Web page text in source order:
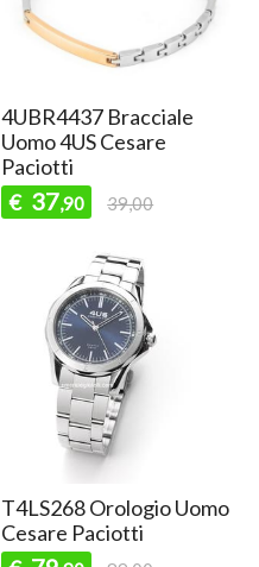
4UBR4437 Bracciale
Uomo 4US Cesare
Paciotti
€ 37,90 39,00
T4LS268 Orologio Uomo
Cesare Paciotti